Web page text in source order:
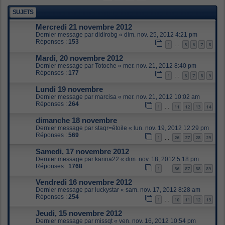
SUJETS
Mercredi 21 novembre 2012
Dernier message par didirobg « dim. nov. 25, 2012 4:21 pm
Réponses : 153 1 … 5 6 7 8
Mardi, 20 novembre 2012
Dernier message par Totoche « mer. nov. 21, 2012 8:40 pm
Réponses : 177 1 … 6 7 8 9
Lundi 19 novembre
Dernier message par marcisa « mer. nov. 21, 2012 10:02 am
Réponses : 264 1 11 12 13 14
dimanche 18 novembre
Dernier message par staqr=étoile « lun. nov. 19, 2012 12:29 pm
Réponses : 569 1 26 27 28 29
Samedi, 17 novembre 2012
Dernier message par karina22 « dim. nov. 18, 2012 5:18 pm
Réponses : 1768 1 … 86 87 88 89
Vendredi 16 novembre 2012
Dernier message par luckystar « sam. nov. 17, 2012 8:28 am
Réponses : 254 1 … 10 11 12 13
Jeudi, 15 novembre 2012
Dernier message par missqt « ven. nov. 16, 2012 10:54 pm